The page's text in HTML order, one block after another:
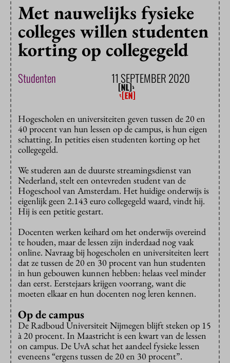
Met nauwelijks fysieke
colleges willen studenten
korting op collegegeld
Studenten 11 SEPTEMBER 2020
Hogescholen en universiteiten geven tussen de 20 en
40 procent van hun lessen op de campus, is hun eigen
schatting. In petities eisen studenten korting op het
collegegeld.
We studeren aan de duurste streamingsdienst van
Nederland, stelt een ontevreden student van de
Hogeschool van Amsterdam. Het huidige onderwijs is
eigenlijk geen 2.143 euro collegegeld waard, vindt hij.
Hij is een petitie gestart.
Docenten werken keihard om het onderwijs overeind
te houden, maar de lessen zijn inderdaad nog vaak
online. Navraag bij hogescholen en universiteiten leert
dat ze tussen de 20 en 30 procent van hun studenten
in hun gebouwen kunnen hebben: helaas veel minder
dan eerst. Eerstejaars krijgen voorrang, want die
moeten elkaar en hun docenten nog leren kennen.
Op de campus
De Radboud Universiteit Nijmegen blijft steken op 15
à 20 procent. In Maastricht is een kwart van de lessen
on campus. De UvA schat het aandeel fysieke lessen
eveneens “ergens tussen de 20 en 30 procent”.